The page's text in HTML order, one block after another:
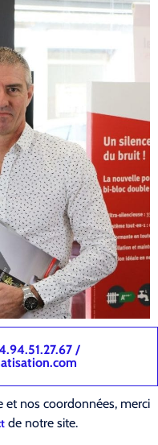
/
et nos coordonnées, merci
de notre site.